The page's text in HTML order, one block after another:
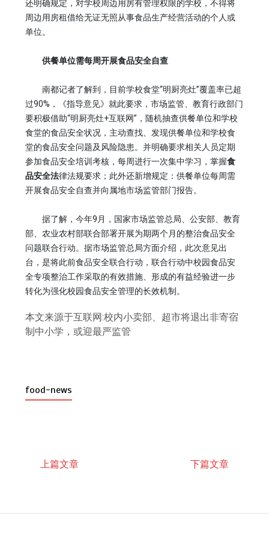
还明确规定，对学校周边用房有管理权限的学校，不得将
周边用房租借给无证无照从事食品生产经营活动的个人或
单位。
供餐单位需每周开展食品安全自查
南都记者了解到，目前学校食堂“明厨亮灶”覆盖率已超
过90%，《指导意见》就此要求，市场监管、教育行政部门
要积极借助“明厨亮灶+互联网”，随机抽查供餐单位和学校
食堂的食品安全状况，主动查找、发现供餐单位和学校食
堂的食品安全问题及风险隐患。并明确要求相关人员定期
参加食品安全培训考核，每周进行一次集中学习，掌握食
品安全法律法规要求；此外还新增规定：供餐单位每周需
开展食品安全自查并向属地市场监管部门报告。
据了解，今年9月，国家市场监管总局、公安部、教育
部、农业农村部联合部署开展为期两个月的整治食品安全
问题联合行动。据市场监管总局方面介绍，此次意见出
台，是将此前食品安全联合行动，联合行动中校园食品安
全专项整治工作采取的有效措施、形成的有益经验进一步
转化为强化校园食品安全管理的长效机制。
本文来源于互联网:校内小卖部、超市将退出非寄宿
制中小学，或迎最严监管
food-news
上篇文章 下篇文章